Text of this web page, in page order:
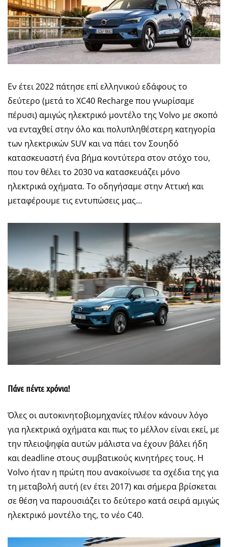
Εν έτει 2022 πάτησε επί ελληνικού εδάφους το
δεύτερο (μετά το XC40 Recharge που γνωρίσαμε
πέρυσι) αμιγώς ηλεκτρικό μοντέλο της Volvo με σκοπό
να ενταχθεί στην όλο και πολυπληθέστερη κατηγορία
των ηλεκτρικών SUV και να πάει τον Σουηδό
κατασκευαστή ένα βήμα κοντύτερα στον στόχο του,
που τον θέλει το 2030 να κατασκευάζει μόνο
ηλεκτρικά οχήματα. Το οδηγήσαμε στην Αττική και
μεταφέρουμε τις εντυπώσεις μας…
Πάνε πέντε χρόνια!
Όλες οι αυτοκινητοβιομηχανίες πλέον κάνουν λόγο
για ηλεκτρικά οχήματα και πως το μέλλον είναι εκεί, με
την πλειοψηφία αυτών μάλιστα να έχουν βάλει ήδη
και deadline στους συμβατικούς κινητήρες τους. Η
Volvo ήταν η πρώτη που ανακοίνωσε τα σχέδια της για
τη μεταβολή αυτή (εν έτει 2017) και σήμερα βρίσκεται
σε θέση να παρουσιάζει το δεύτερο κατά σειρά αμιγώς
ηλεκτρικό μοντέλο της, το νέο C40.